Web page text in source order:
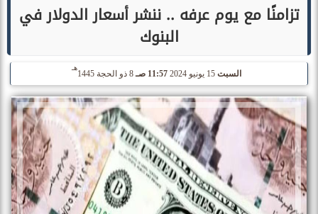
تزامنًا مع يوم عرفه .. ننشر أسعار الدولار في
البنوك
السبت 15 يونيو 2024 11:57 صـ 8 ذو الحجة 1445
هـ